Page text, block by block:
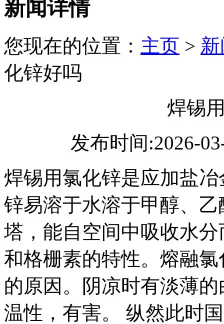
新闻详情
您现在的位置： 主页 >
化锌好吗
焊锡
发布时间:2026-
焊锡用氯化锌是应加盐
锌易溶于水溶于甲醇、
塔，能自空间中吸收水
和格栅素的特性。熔融
的原因。阴凉时有淡薄
温性，有害。 纵然此时